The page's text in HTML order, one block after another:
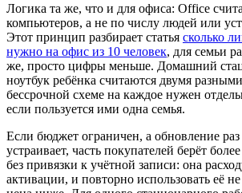
Логика та же, что и для офиса: Office
компьютеров, а не по числу людей или
Этот принцип разбирает статья сколько
нужно на офис из 10 человек, для семьи
же, просто цифры меньше. Домашний
ноутбук ребёнка считаются двумя
бессрочной схеме на каждое нужен
если пользуется ими одна семья.
Если бюджет ограничен, а обновление раз
устраивает, часть покупателей берёт
без привязки к учётной записи: она
активации, и повторно использовать её